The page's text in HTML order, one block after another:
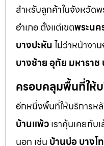
สำหรับลูกค้าในจังหวัด
อำเภอ ตั้งแต่เขตพระนค
บางปะหันไม่ว่าหน้างา
บางซ้าย อุทัย มหารา
ครอบคลุมพื้นที่ให้บ
อีกหนึ่งพื้นที่ให้บริการห
บ้านแพ้วเราคุ้นเคยกั
นอก เช่น บ้านบ่อ บางโ